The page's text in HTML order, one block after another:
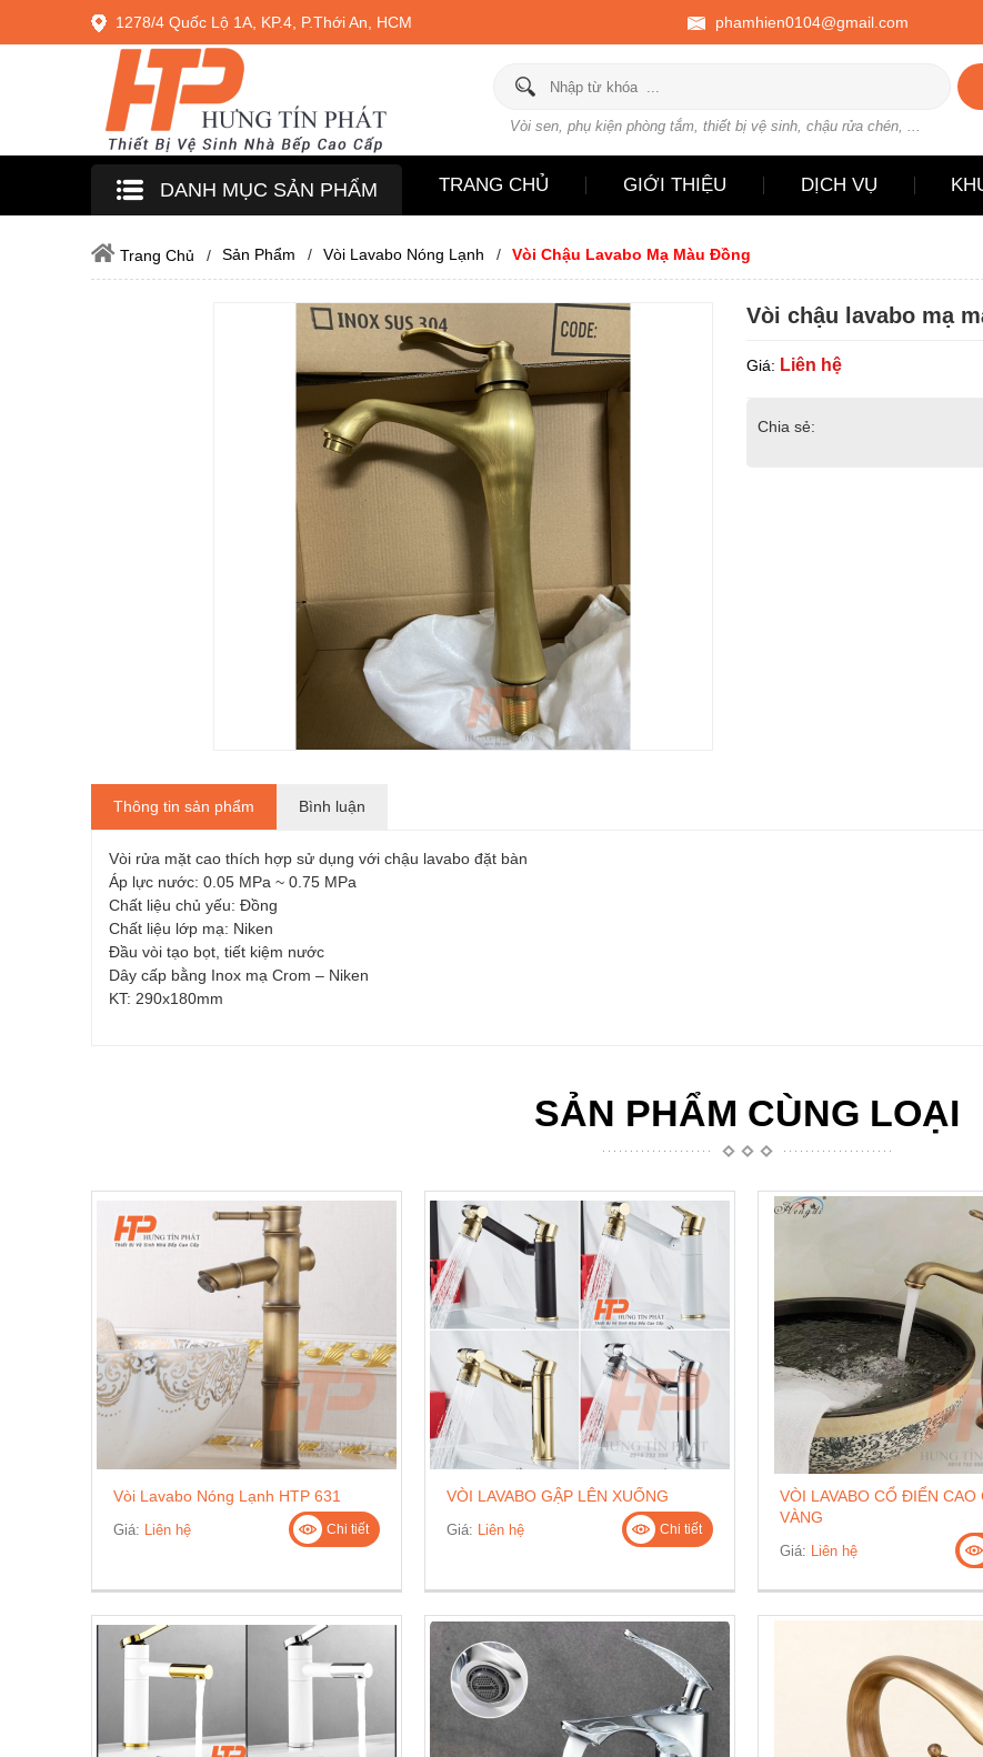
1278/4 Quốc Lộ 1A, KP.4, P.Thới An, HCM phamhien0104@gmail.com
Vòi sen, phụ kiện phòng tắm, thiết bị vệ sinh, chậu rửa chén, ...
DANH MỤC SẢN PHẨM TRANG CHỦ GIỚI THIỆU DỊCH VỤ
Trang Chủ Sản Phẩm Vòi Lavabo Nóng Lạnh Vòi Chậu Lavabo Mạ Màu Đồng
Vòi chậu lavabo mạ
Giá: Liên hệ
Chia sẻ:
Thông tin sản phẩm Bình luận
Vòi rửa mặt cao thích hợp sử dụng với chậu lavabo đặt bàn
Áp lực nước: 0.05 MPa ~ 0.75 MPa
Chất liệu chủ yếu: Đồng
Chất liệu lớp mạ: Niken
Đầu vòi tạo bọt, tiết kiệm nước
Dây cấp bằng Inox mạ Crom – Niken
KT: 290x180mm
SẢN PHẨM CÙNG LOẠI
Vòi Lavabo Nóng Lạnh HTP 631
Giá: Liên hệ Chi tiết
VÒI LAVABO GẬP LÊN XUỐNG
Giá: Liên hệ Chi tiết
VÒI LAVABO CỔ ĐIỂN CAO
VÀNG
Giá: Liên hệ